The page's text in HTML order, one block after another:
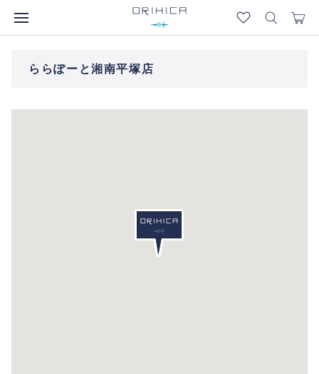
ららぽーと湘南平塚店